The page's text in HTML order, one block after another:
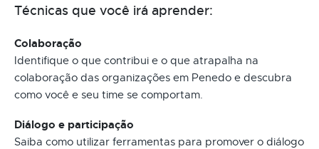
Técnicas que você irá aprender:
Colaboração
Identifique o que contribui e o que atrapalha na
colaboração das organizações em Penedo e descubra
como você e seu time se comportam.
Diálogo e participação
Saiba como utilizar ferramentas para promover o diálogo